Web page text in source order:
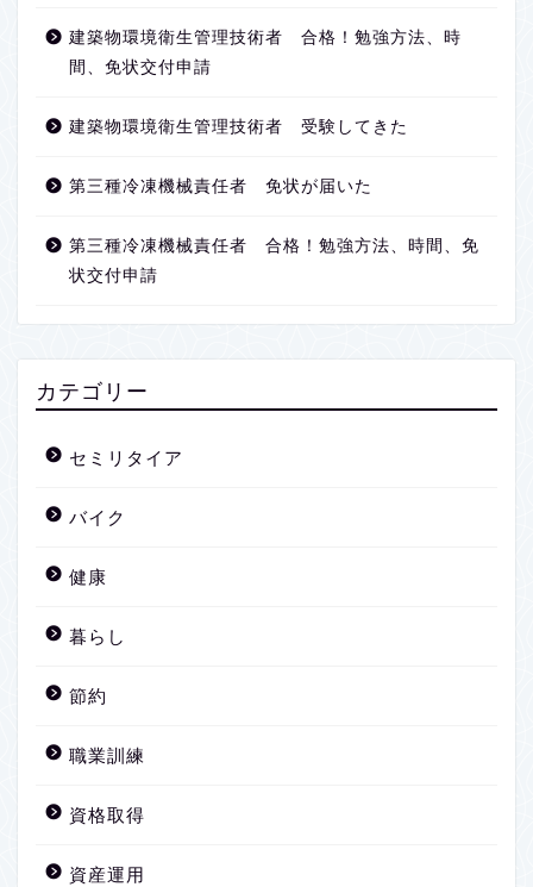
建築物環境衛生管理技術者 合格！勉強方法、時
間、免状交付申請
建築物環境衛生管理技術者 受験してきた
第三種冷凍機械責任者 免状が届いた
第三種冷凍機械責任者 合格！勉強方法、時間、免
状交付申請
カテゴリー
セミリタイア
バイク
健康
暮らし
節約
職業訓練
資格取得
資産運用